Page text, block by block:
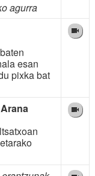
agurra
esan
pixka bat